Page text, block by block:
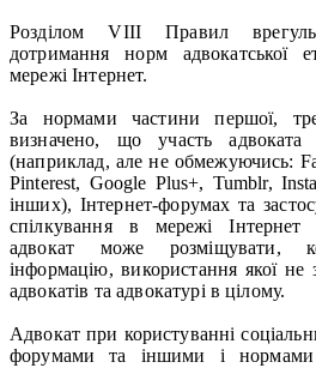
Розділом VIII Правил
дотримання норм адвокатської
мережі Інтернет.
За нормами частини першої,
визначено, що участь
(наприклад, але не обмежуючись:
Pinterest, Google Plus+, Tumblr,
інших), Інтернет-форумах та
спілкування в мережі
адвокат може розміщувати,
інформацію, використання якої не
адвокатів та адвокатурі в цілому.
Адвокат при користуванні
форумами та іншими і нормами